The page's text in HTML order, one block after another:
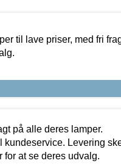
til lave priser, med fri
på alle deres lamper.
kundeservice. Levering
for at se deres udvalg.